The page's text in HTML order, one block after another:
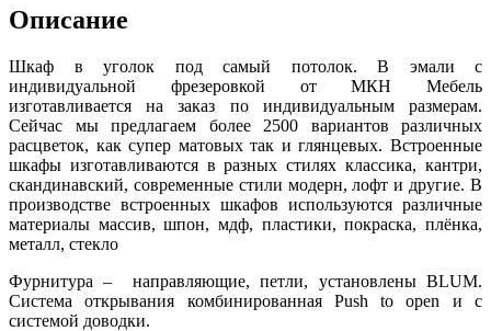
Описание
Шкаф в уголок под самый потолок. В эмали с
индивидуальной фрезеровкой от МКН Мебель
изготавливается на заказ по индивидуальным размерам.
Сейчас мы предлагаем более 2500 вариантов различных
расцветок, как супер матовых так и глянцевых. Встроенные
шкафы изготавливаются в разных стилях классика, кантри,
скандинавский, современные стили модерн, лофт и другие. В
производстве встроенных шкафов используются различные
материалы массив, шпон, мдф, пластики, покраска, плёнка,
металл, стекло
Фурнитура – направляющие, петли, установлены BLUM.
Система открывания комбинированная Push to open и с
системой доводки.